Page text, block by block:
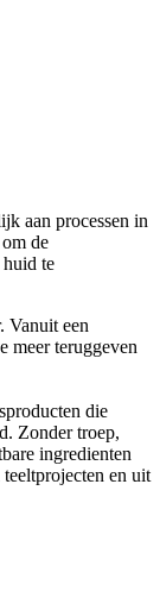
aan processen in
de
huid te
Vanuit een
meer teruggeven
die
Zonder troep,
ingredienten
en uit